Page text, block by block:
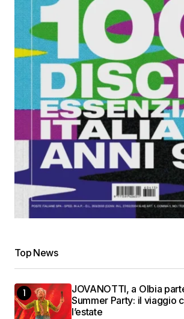
Top News
JOVANOTTI, a Olbia
Summer Party: il viaggio
l’estate